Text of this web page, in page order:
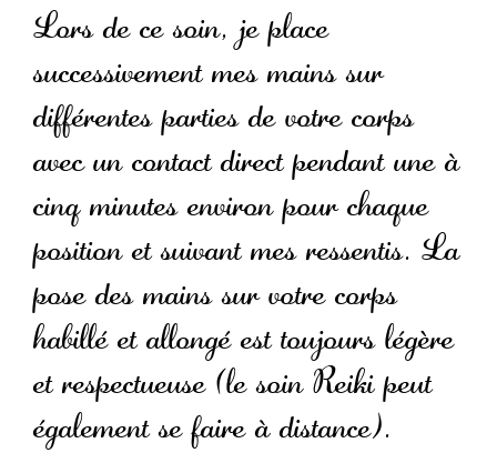
Lors de ce soin, je place
successivement mes mains sur
différentes parties de votre corps
avec un contact direct pendant une à
cinq minutes environ pour chaque
position et suivant mes ressentis. La
pose des mains sur votre corps
habillé et allongé est toujours légère
et respectueuse (le soin Reiki peut
également se faire à distance).